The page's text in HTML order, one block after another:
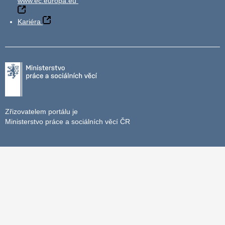
Kariéra
Zřizovatelem portálu je
Ministerstvo práce a sociálních věcí ČR